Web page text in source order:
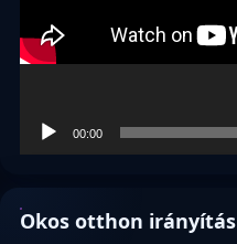
00:00
Okos otthon irányítás